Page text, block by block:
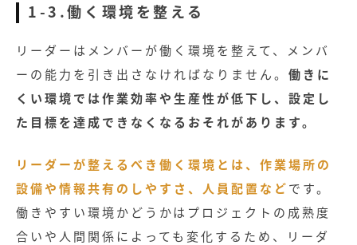
1-3.働く環境を整える
リーダーはメンバーが働く環境を整えて、メンバ
ーの能力を引き出さなければなりません。 働きに
くい環境では作業効率や生産性が低下し、設定し
た目標を達成できなくなるおそれがあります。
リーダーが整えるべき働く環境とは、作業場所の
設備や情報共有のしやすさ、人員配置などです。
働きやすい環境かどうかはプロジェクトの成熟度
合いや人間関係によっても変化するため、リーダ